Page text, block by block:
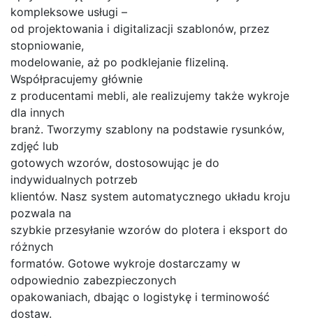
kompleksowe usługi –
od projektowania i digitalizacji szablonów, przez
stopniowanie,
modelowanie, aż po podklejanie flizeliną.
Współpracujemy głównie
z producentami mebli, ale realizujemy także wykroje
dla innych
branż. Tworzymy szablony na podstawie rysunków,
zdjęć lub
gotowych wzorów, dostosowując je do
indywidualnych potrzeb
klientów. Nasz system automatycznego układu kroju
pozwala na
szybkie przesyłanie wzorów do plotera i eksport do
różnych
formatów. Gotowe wykroje dostarczamy w
odpowiednio zabezpieczonych
opakowaniach, dbając o logistykę i terminowość
dostaw.